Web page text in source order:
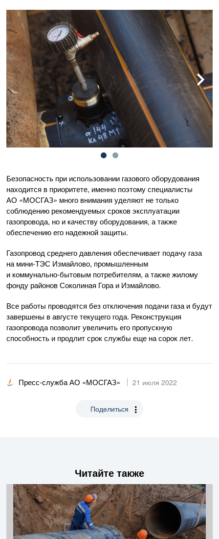
Безопасность при использовании газового оборудования
находится в приоритете, именно поэтому специалисты
АО «МОСГАЗ» много внимания уделяют не только
соблюдению рекомендуемых сроков эксплуатации
газопровода, но и качеству оборудования, а также
обеспечению его надежной защиты.
Газопровод среднего давления обеспечивает подачу газа
на мини-ТЭС Измайлово, промышленным
и коммунально-бытовым потребителям, а также жилому
фонду районов Соколиная Гора и Измайлово.
Все работы проводятся без отключения подачи газа и будут
завершены в августе текущего года. Реконструкция
газопровода позволит увеличить его пропускную
способность и продлит срок службы еще на сорок лет.
Пресс-служба АО «МОСГАЗ» 21 июля 2022
Поделиться
Читайте также